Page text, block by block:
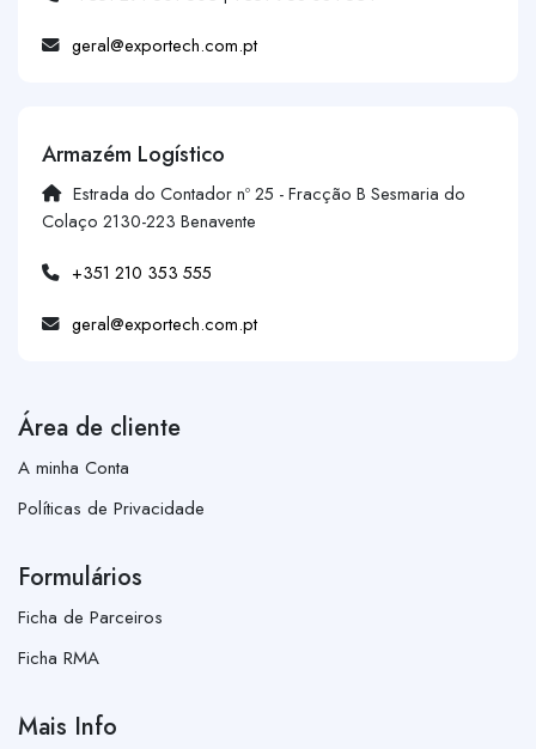
geral@exportech.com.pt
Armazém Logístico
Estrada do Contador nº 25 - Fracção B Sesmaria do
Colaço 2130-223 Benavente
+351 210 353 555
geral@exportech.com.pt
Área de cliente
A minha Conta
Políticas de Privacidade
Formulários
Ficha de Parceiros
Ficha RMA
Mais Info